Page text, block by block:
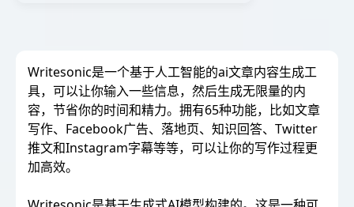
Writesonic是一个基于人工智能的ai文章内容生成工
具，可以让你输入一些信息，然后生成无限量的内
容，节省你的时间和精力。拥有65种功能，比如文章
写作、Facebook广告、落地页、知识回答、Twitter
推文和Instagram字幕等等，可以让你的写作过程更
加高效。